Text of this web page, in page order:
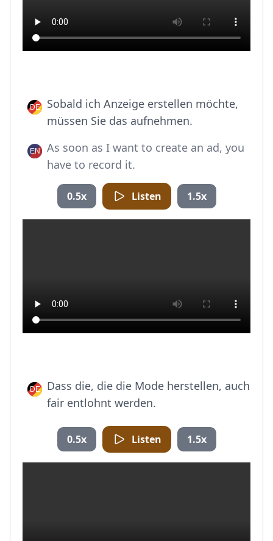
Sobald ich Anzeige erstellen möchte,
müssen Sie das aufnehmen.
As soon as I want to create an ad, you
have to record it.
0.5x Listen 1.5x
Dass die, die die Mode herstellen, auch
fair entlohnt werden.
0.5x Listen 1.5x